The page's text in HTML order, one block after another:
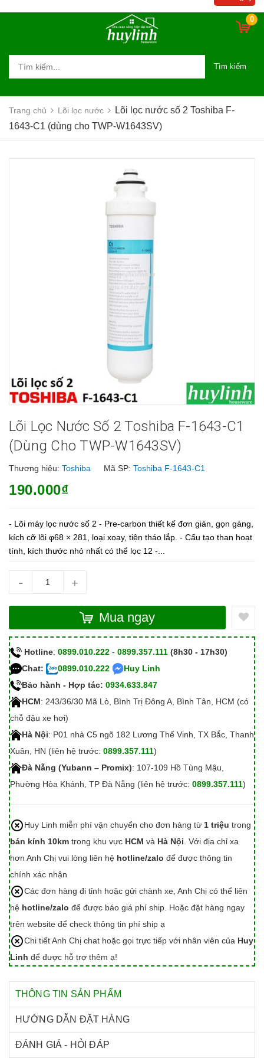
0
Tìm kiếm
Trang chủ Lõi lọc nước
Lõi lọc nước số 2 Toshiba F-
1643-C1 (dùng cho TWP-W1643SV)
Lõi Lọc Nước Số 2 Toshiba F-1643-C1
(dùng Cho TWP-W1643SV)
Thương hiệu: Toshiba Mã SP: Toshiba F-1643-C1
190.000₫
- Lõi máy lọc nước số 2 - Pre-carbon thiết kế đơn giản, gọn gàng,
kích cỡ lõi φ68 × 281, loại xoay, tiện tháo lắp. - Cấu tạo than hoạt
tính, kích thước nhỏ nhất có thể lọc 12 -...
- +
Mua ngay
Hotline: 0899.010.222 - 0899.357.111 (8h30 - 17h30)
Chat:
0899.010.222
Huy Linh
Bảo hành - Hợp tác: 0934.633.847
HCM: 243/36/30 Mã Lò, Bình Trị Đông A, Bình Tân, HCM (có
chỗ đậu xe hơi)
Hà Nội: P01 nhà C5 ngõ 182 Lương Thế Vinh, TX Bắc, Thanh
Xuân, HN (liên hệ trước: 0899.357.111)
Đà Nẵng (Yubann – Promix): 107-109 Hồ Tùng Mậu,
Phường Hòa Khánh, TP Đà Nẵng (liên hệ trước: 0899.357.111)
Huy Linh miễn phí vận chuyển cho đơn hàng từ 1 triệu trong
bán kính 10km trong khu vực HCM và Hà Nội . Với địa chỉ xa
hơn Anh Chị vui lòng liên hệ hotline/zalo để được thông tin
chính xác nhận
Các đơn hàng đi tỉnh hoặc gửi chành xe, Anh Chị có thể liên
hệ hotline/zalo để được báo giá phí ship. Hoặc đặt hàng ngay
trên website để check thông tin phí ship ạ
Chi tiết Anh Chị chat hoặc gọi trực tiếp với nhân viên của Huy
Linh để được hỗ trợ thêm ạ!
THÔNG TIN SẢN PHẨM
HƯỚNG DẪN ĐẶT HÀNG
ĐÁNH GIÁ - HỎI ĐÁP